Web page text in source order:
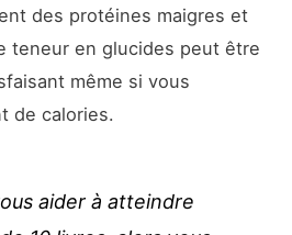
des protéines maigres et
teneur en glucides peut être
même si vous
de calories.
aider à atteindre